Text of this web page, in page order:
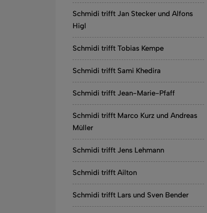
Schmidi trifft Jan Stecker und Alfons
Higl
Schmidi trifft Tobias Kempe
Schmidi trifft Sami Khedira
Schmidi trifft Jean-Marie-Pfaff
Schmidi trifft Marco Kurz und Andreas
Müller
Schmidi trifft Jens Lehmann
Schmidi trifft Ailton
Schmidi trifft Lars und Sven Bender